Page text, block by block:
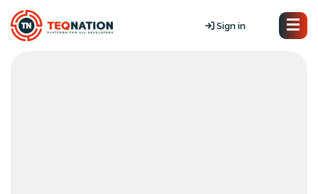
Sign in